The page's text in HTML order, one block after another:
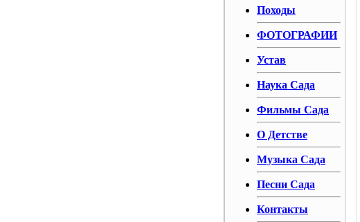
Походы
ФОТОГРАФИИ
Устав
Наука Сада
Фильмы Сада
О Детстве
Музыка Сада
Песни Сада
Контакты